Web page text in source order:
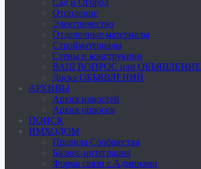
Отопление
Электричество
Отделочные материалы
Стройматериалы
Стены и конструкции
ВАШ ВОПРОС или ОБЪЯВЛЕНИЕ
Доска ОБЪЯВЛЕНИЙ
АРХИВЫ
Архив новостей
Архив опросов
ПОИСК
ИМХОДОМ
Правила Сообщества
Бизнес-интеграция
Форма связи с Админами